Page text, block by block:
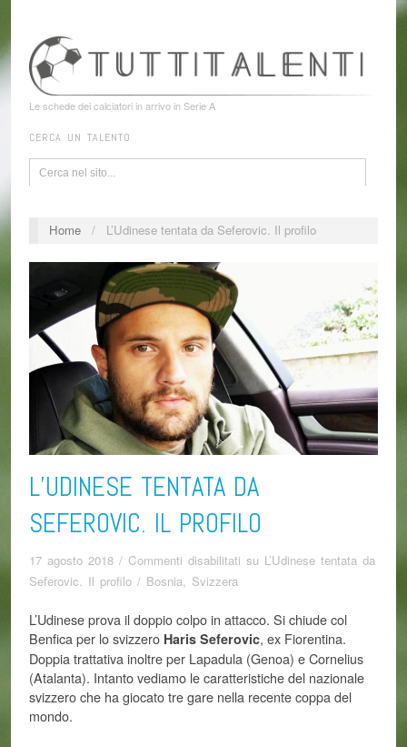
Le schede dei calciatori in arrivo in Serie A
CERCA UN TALENTO
Home / L’Udinese tentata da Seferovic. Il profilo
L’UDINESE TENTATA DA
SEFEROVIC. IL PROFILO
17 agosto 2018 / Commenti disabilitati su L’Udinese tentata da
Seferovic. Il profilo / Bosnia Svizzera
L’Udinese prova il doppio colpo in attacco. Si chiude col
Benfica per lo svizzero Haris Seferovic, ex Fiorentina.
Doppia trattativa inoltre per Lapadula (Genoa) e Cornelius
(Atalanta). Intanto vediamo le caratteristiche del nazionale
svizzero che ha giocato tre gare nella recente coppa del
mondo.